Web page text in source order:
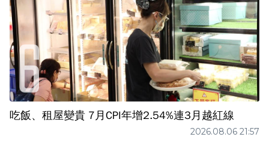
吃飯、租屋變貴 7月CPI年增2.54%連3月越紅線
2026.08.06 21:57